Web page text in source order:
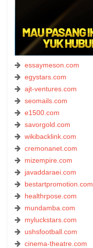
essaymeson.com
egystars.com
ajt-ventures.com
seomails.com
e1500.com
savorgold.com
wikibacklink.com
cremonanet.com
mizempire.com
javaddaraei.com
bestartpromotion.com
healthrpose.com
mundamba.com
myluckstars.com
ushsfootball.com
cinema-theatre.com